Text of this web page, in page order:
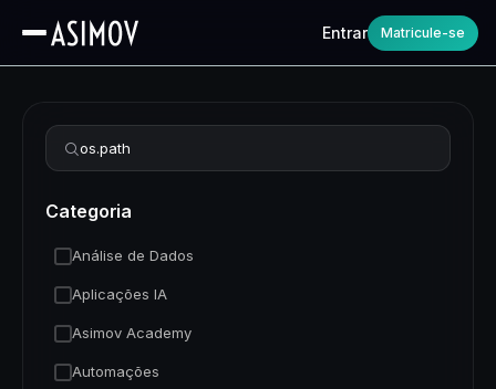
Entrar Matricule-se
Refinar busca
Categoria
Análise de Dados
Aplicações IA
Asimov Academy
Automações